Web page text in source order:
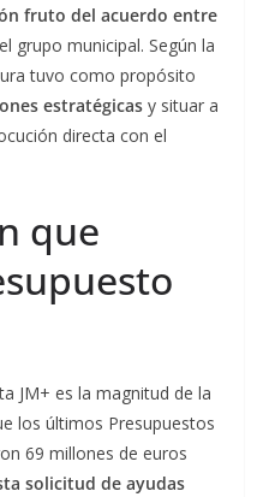
fruto del acuerdo entre
grupo municipal. Según la
tuvo como propósito
estratégicas y situar a
directa con el
que
JM+ es la magnitud de la
los últimos Presupuestos
69 millones de euros
solicitud de ayudas